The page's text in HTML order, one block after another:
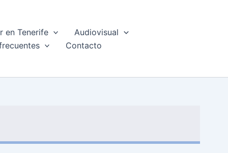
en Tenerife
Audiovisual
Contacto